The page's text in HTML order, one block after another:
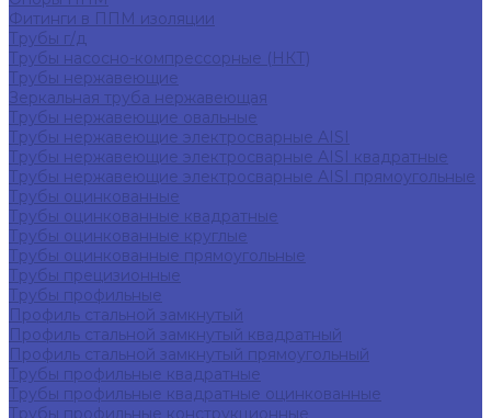
Фитинги в ППМ изоляции
Трубы г/д
Трубы насосно-компрессорные (НКТ)
Трубы нержавеющие
Зеркальная труба нержавеющая
Трубы нержавеющие овальные
Трубы нержавеющие электросварные AISI
Трубы нержавеющие электросварные AISI квадратные
Трубы нержавеющие электросварные AISI прямоугольные
Трубы оцинкованные
Трубы оцинкованные квадратные
Трубы оцинкованные круглые
Трубы оцинкованные прямоугольные
Трубы прецизионные
Трубы профильные
Профиль стальной замкнутый
Профиль стальной замкнутый квадратный
Профиль стальной замкнутый прямоугольный
Трубы профильные квадратные
Трубы профильные квадратные оцинкованные
Трубы профильные конструкционные